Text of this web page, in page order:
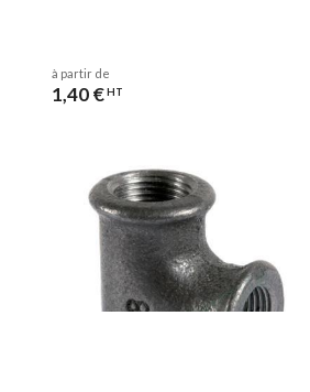
à partir de
1,40 €HT